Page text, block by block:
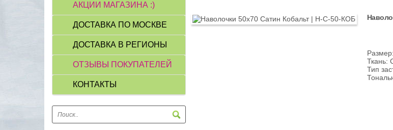
АКЦИИ МАГАЗИНА :)
ДОСТАВКА ПО МОСКВЕ
ДОСТАВКА В РЕГИОНЫ
ОТЗЫВЫ ПОКУПАТЕЛЕЙ
КОНТАКТЫ
Ткань:
Тип